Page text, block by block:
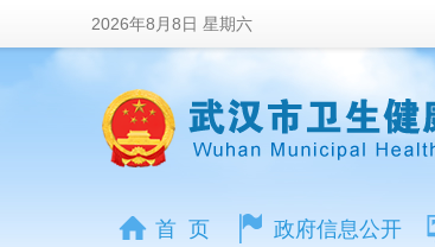
2026年8月8日 星期六
首 页 政府信息公开